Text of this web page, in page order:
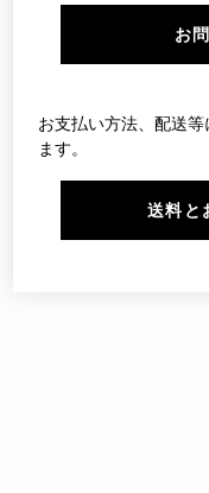
お
お支払い方法、配送
ます。
送料と